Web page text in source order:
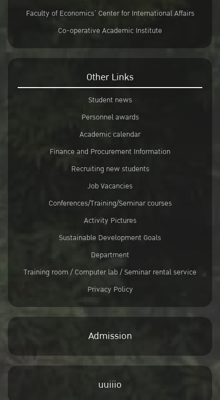
Faculty of Economics’ Center for International Affairs
Co-operative Academic Institute
Other Links
Student news
Personnel awards
Academic calendar
Finance and Procurement Information
Recruiting new students
Job Vacancies
Conferences/Training/Seminar courses
Activity Pictures
Sustainable Development Goals
Department
Training room / Computer lab / Seminar rental service
Privacy Policy
Admission
uuiiio